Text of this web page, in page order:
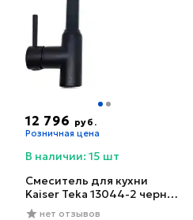
12 796 руб.
Розничная цена
В наличии: 15 шт
Смеситель для кухни
Kaiser Teka 13044-2 черный
глянцевый
нет отзывов